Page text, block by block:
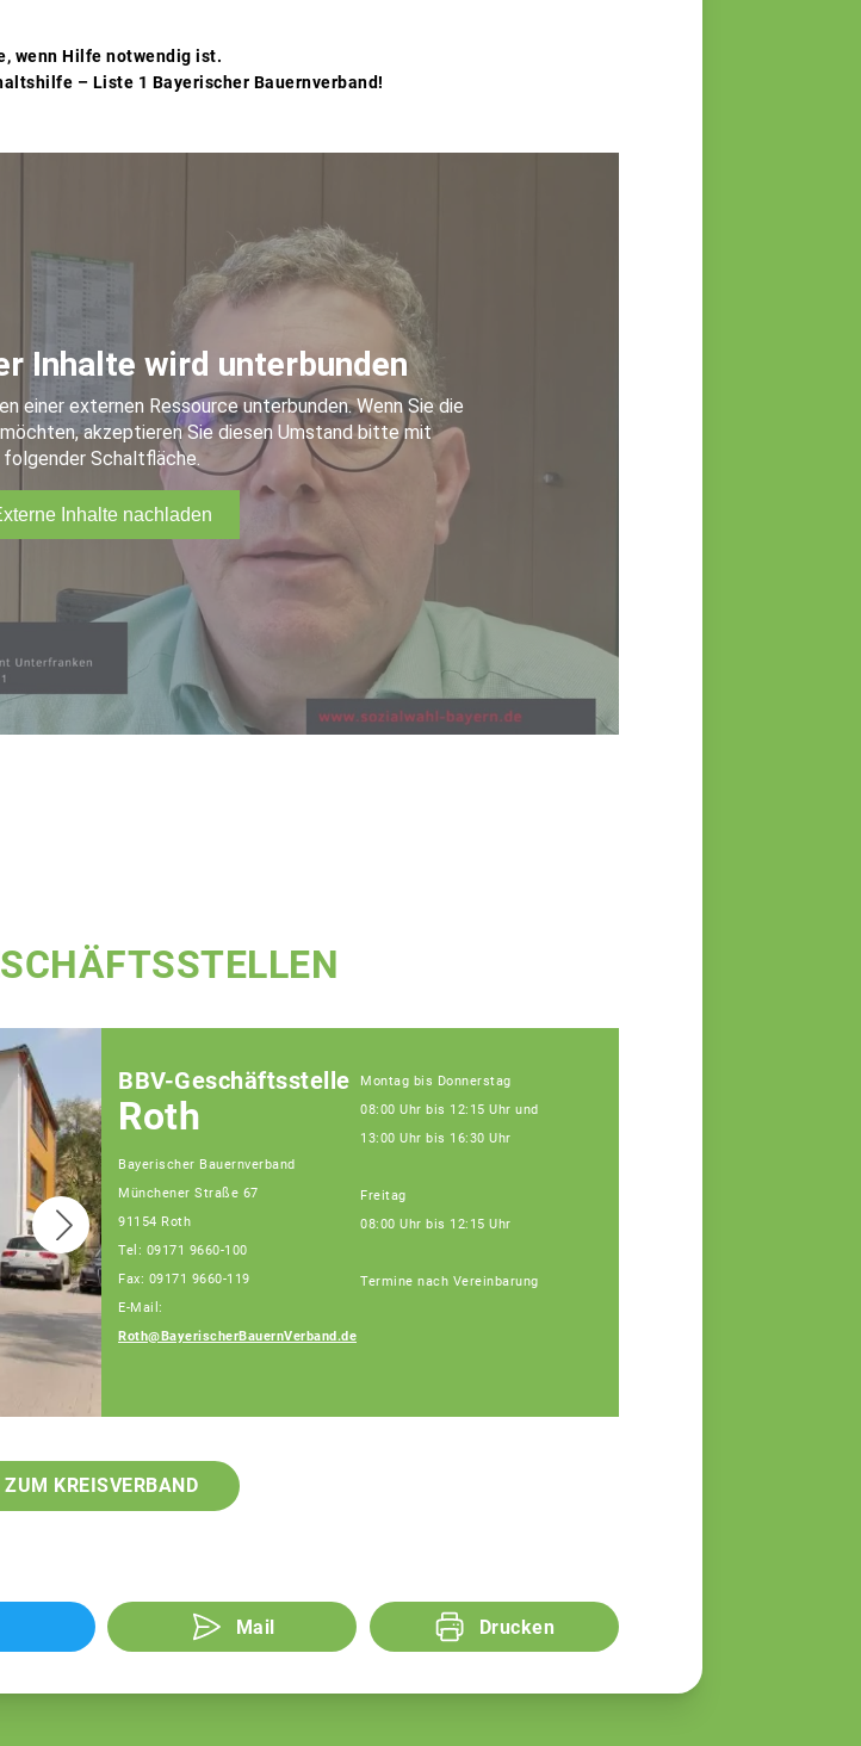
wenn Hilfe notwendig ist.
– Liste 1 Bayerischer Bauernverband!
Daniel Meier
BBV-Geschäftsstelle
Roth
Bayerischer Bauernverband
Münchener Straße 67
91154 Roth
Tel: 09171 9660-100
Fax: 09171 9660-119
E-Mail:
Roth@BayerischerBauernVerband.de
Montag bis Donnerstag
08:00 Uhr bis 12:15 Uhr und
13:00 Uhr bis 16:30 Uhr
Freitag
08:00 Uhr bis 12:15 Uhr
Termine nach Vereinbarung
ZUM KREISVERBAND
Mail Drucken